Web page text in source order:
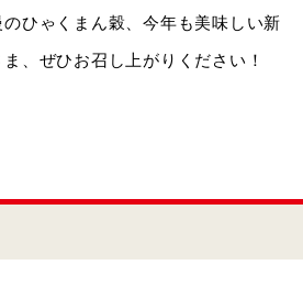
ひゃくまん穀、今年も美味しい新
、ぜひお召し上がりください！